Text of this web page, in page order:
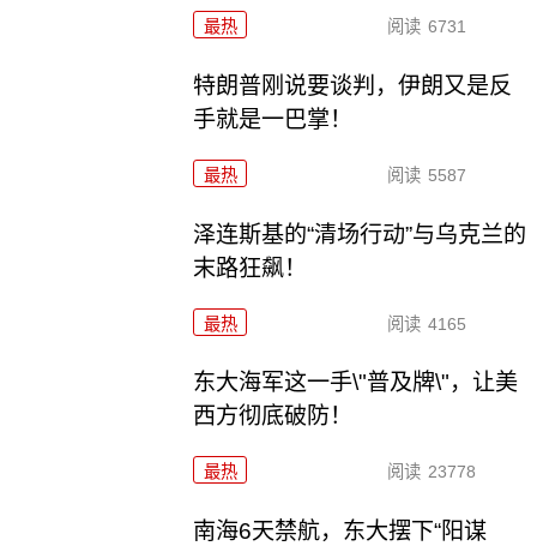
最热 阅读 6731
特朗普刚说要谈判，伊朗又是反
手就是一巴掌！
最热 阅读 5587
泽连斯基的“清场行动”与乌克兰的
末路狂飙！
最热 阅读 4165
东大海军这一手\"普及牌\"，让美
西方彻底破防！
最热 阅读 23778
南海6天禁航，东大摆下“阳谋